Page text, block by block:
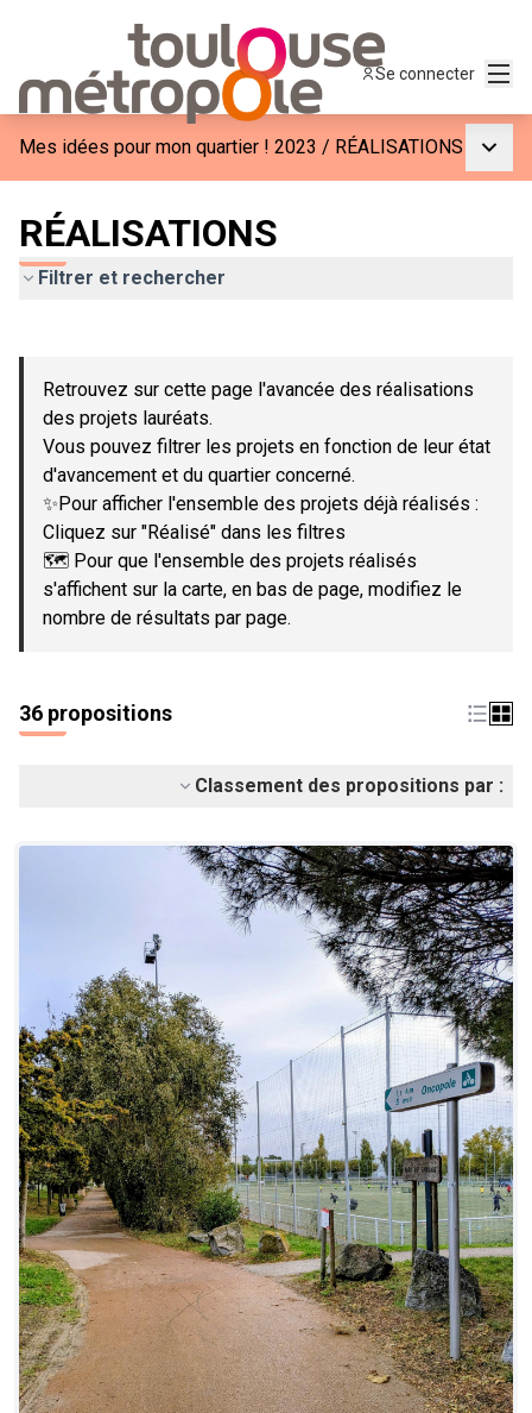
Se connecter
Mes idées pour mon quartier ! 2023 / RÉALISATIONS
RÉALISATIONS
Filtrer et rechercher
−
Retrouvez sur cette page l'avancée des réalisations
des projets lauréats.
Vous pouvez filtrer les projets en fonction de leur état
d'avancement et du quartier concerné.
✨Pour afficher l'ensemble des projets déjà réalisés :
Cliquez sur "Réalisé" dans les filtres
🗺️ Pour que l'ensemble des projets réalisés
s'affichent sur la carte, en bas de page, modifiez le
nombre de résultats par page.
36 propositions
Classement des propositions par :